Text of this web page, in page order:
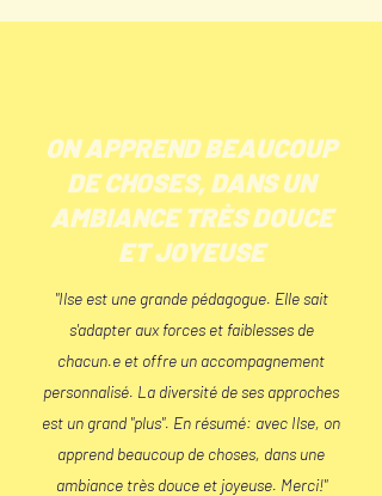
ON APPREND BEAUCOUP
DE CHOSES, DANS UN
AMBIANCE TRÈS DOUCE
ET JOYEUSE
"Ilse est une grande pédagogue. Elle sait
s'adapter aux forces et faiblesses de
chacun.e et offre un accompagnement
personnalisé. La diversité de ses approches
est un grand "plus". En résumé: avec Ilse, on
apprend beaucoup de choses, dans une
ambiance très douce et joyeuse. Merci!"